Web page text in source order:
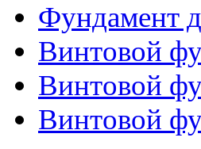
Фундамент
Винтовой
Винтовой
Винтовой